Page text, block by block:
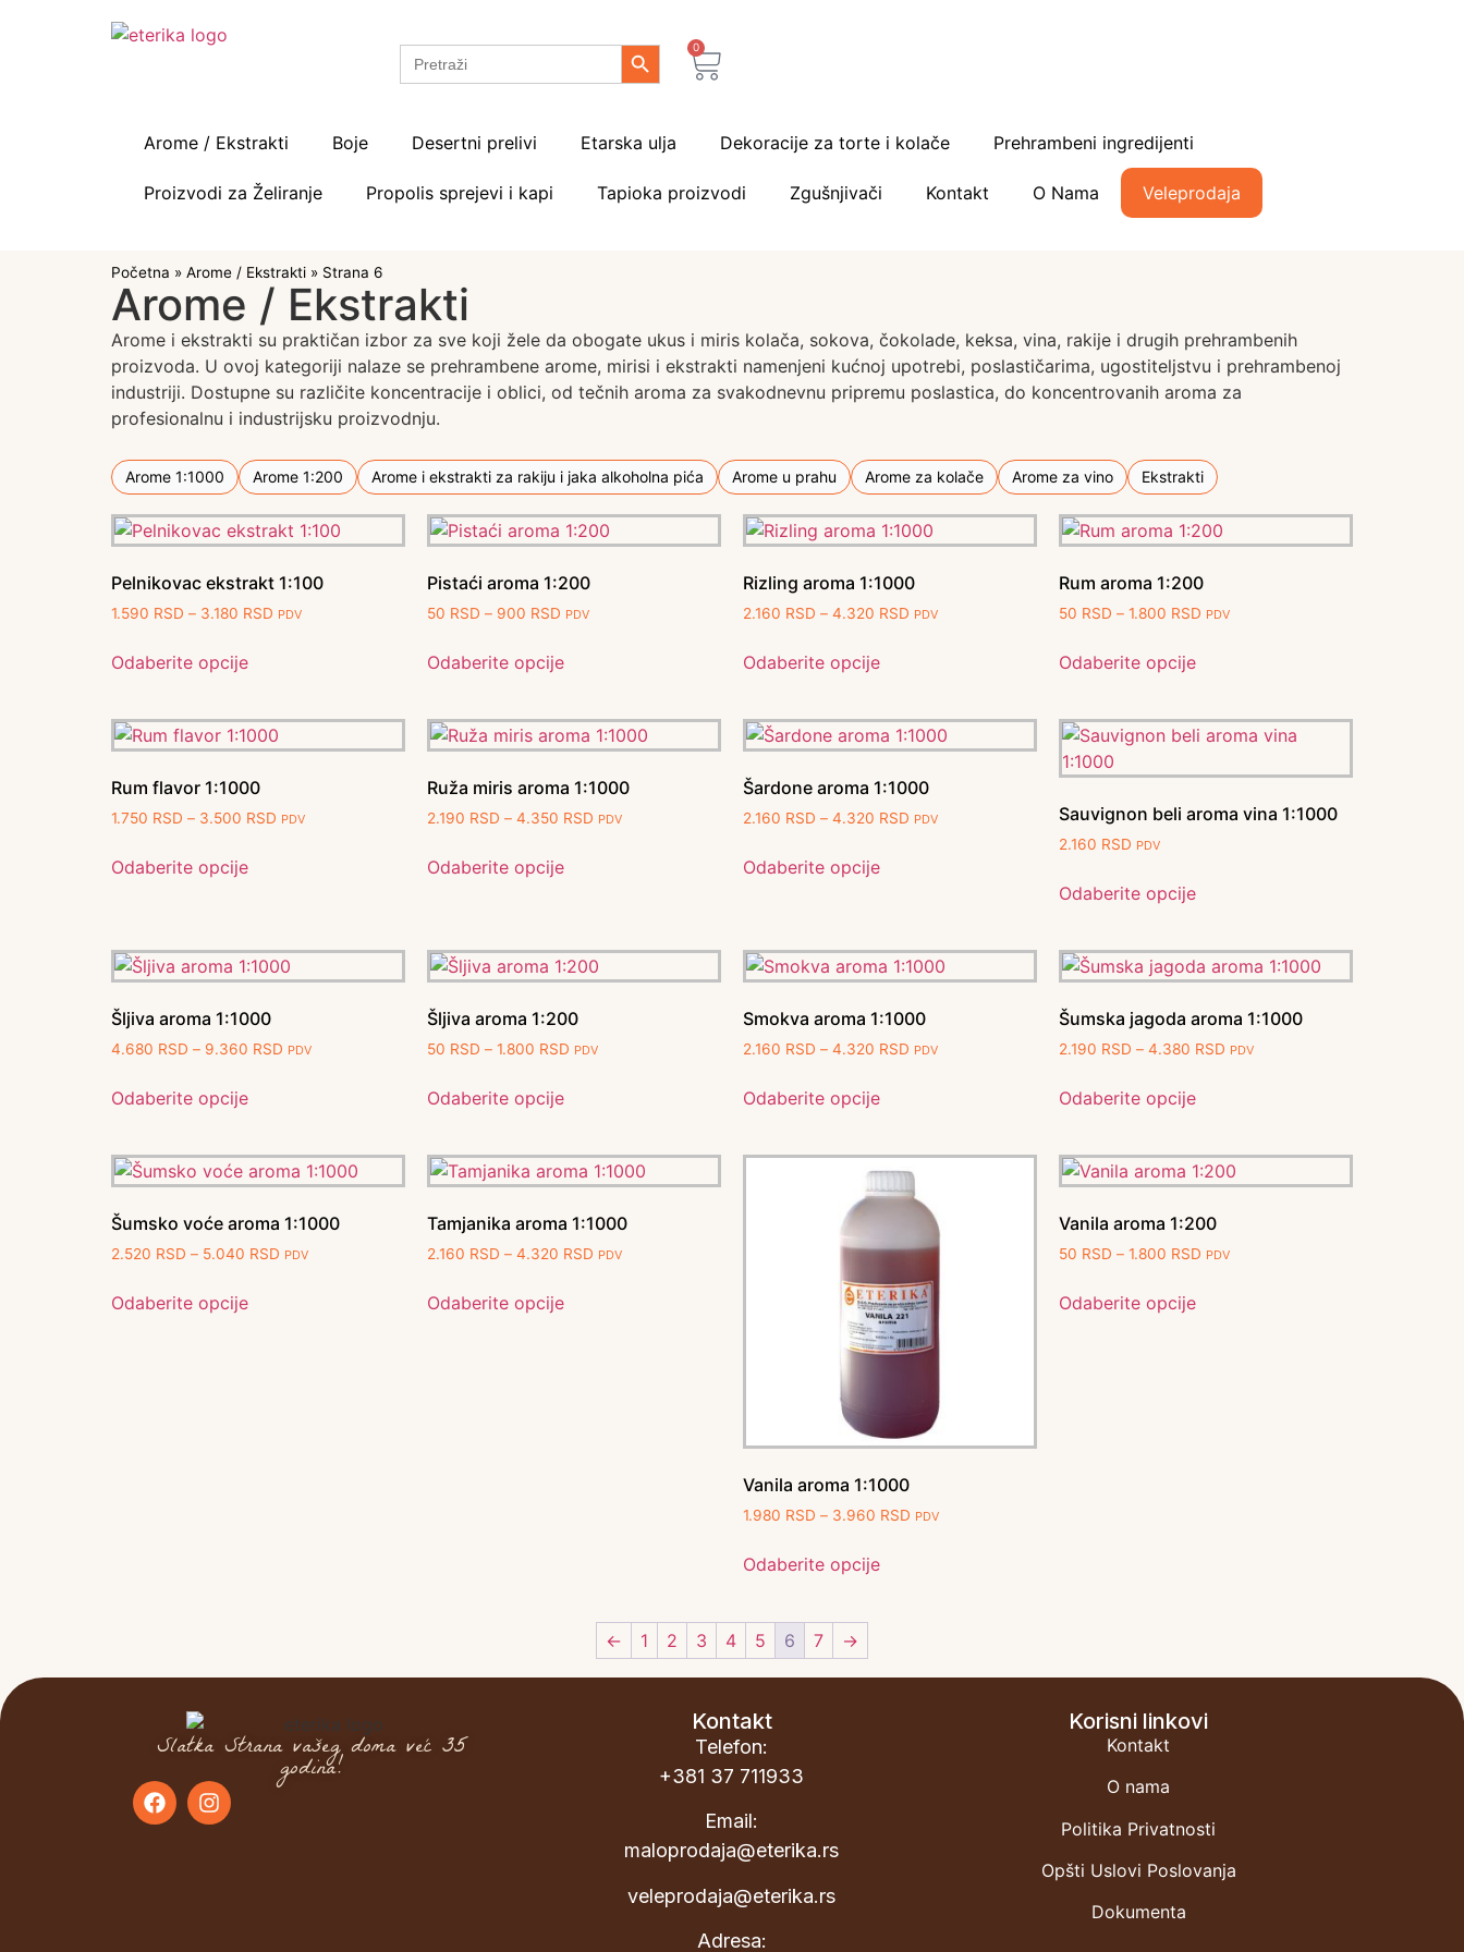
Search
for:
Search Button
0
Arome / Ekstrakti Boje Desertni prelivi Etarska ulja Dekoracije za torte i kolače Prehrambeni ingredijenti
Proizvodi za Želiranje Propolis sprejevi i kapi Tapioka proizvodi Zgušnjivači Kontakt O Nama Veleprodaja
Početna » Arome / Ekstrakti » Strana 6
Arome / Ekstrakti
Arome i ekstrakti su praktičan izbor za sve koji žele da obogate ukus i miris kolača, sokova, čokolade, keksa, vina, rakije i drugih prehrambenih
proizvoda. U ovoj kategoriji nalaze se prehrambene arome, mirisi i ekstrakti namenjeni kućnoj upotrebi, poslastičarima, ugostiteljstvu i prehrambenoj
industriji. Dostupne su različite koncentracije i oblici, od tečnih aroma za svakodnevnu pripremu poslastica, do koncentrovanih aroma za
profesionalnu i industrijsku proizvodnju.
Arome 1:1000 Arome 1:200 Arome i ekstrakti za rakiju i jaka alkoholna pića Arome u prahu Arome za kolače Arome za vino Ekstrakti
Pelnikovac ekstrakt 1:100
1.590 RSD – 3.180 RSD PDV
Odaberite opcije
Pistaći aroma 1:200
50 RSD – 900 RSD PDV
Odaberite opcije
Rizling aroma 1:1000
2.160 RSD – 4.320 RSD PDV
Odaberite opcije
Rum aroma 1:200
50 RSD – 1.800 RSD PDV
Odaberite opcije
Rum flavor 1:1000
1.750 RSD – 3.500 RSD PDV
Odaberite opcije
Ruža miris aroma 1:1000
2.190 RSD – 4.350 RSD PDV
Odaberite opcije
Šardone aroma 1:1000
2.160 RSD – 4.320 RSD PDV
Odaberite opcije
Sauvignon beli aroma vina 1:1000
2.160 RSD PDV
Odaberite opcije
Šljiva aroma 1:1000
4.680 RSD – 9.360 RSD PDV
Odaberite opcije
Šljiva aroma 1:200
50 RSD – 1.800 RSD PDV
Odaberite opcije
Smokva aroma 1:1000
2.160 RSD – 4.320 RSD PDV
Odaberite opcije
Šumska jagoda aroma 1:1000
2.190 RSD – 4.380 RSD PDV
Odaberite opcije
Šumsko voće aroma 1:1000
2.520 RSD – 5.040 RSD PDV
Odaberite opcije
Tamjanika aroma 1:1000
2.160 RSD – 4.320 RSD PDV
Odaberite opcije
Vanila aroma 1:1000
1.980 RSD – 3.960 RSD PDV
Odaberite opcije
Vanila aroma 1:200
50 RSD – 1.800 RSD PDV
Odaberite opcije
← 1 2 3 4 5 6 7 →
Slatka Strana vašeg doma već 35
godina!
Kontakt
Telefon:
+381 37 711933
Email:
maloprodaja@eterika.rs
veleprodaja@eterika.rs
Adresa:
Korisni linkovi
Kontakt
O nama
Politika Privatnosti
Opšti Uslovi Poslovanja
Dokumenta